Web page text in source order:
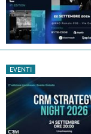
EVENTI